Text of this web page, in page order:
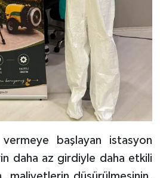
vermeye başlayan istasyon
daha az girdiyle daha etkili